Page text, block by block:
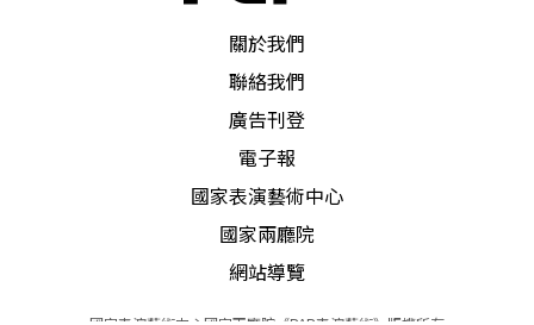
關於我們
聯絡我們
廣告刊登
電子報
國家表演藝術中心
國家兩廳院
網站導覽